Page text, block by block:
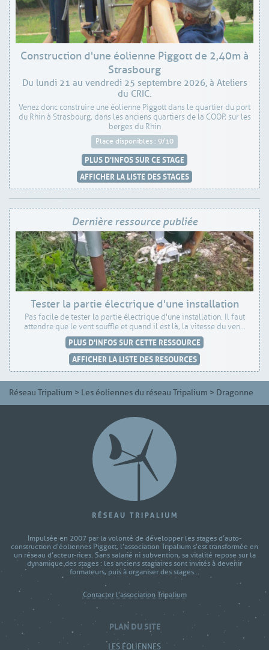
Construction d'une éolienne Piggott de 2,40m à
Strasbourg
Du lundi 21 au vendredi 25 septembre 2026, à Ateliers
du CRIC.
Venez donc construire une éolienne Piggott dans le quartier du port
du Rhin à Strasbourg, dans les anciens quartiers de la COOP, sur les
berges du Rhin
Place disponibles : 9/10
PLUS D'INFOS SUR CE STAGE
AFFICHER LA LISTE DES STAGES
Dernière ressource publiée
Tester la partie électrique d'une installation
Pas facile de tester la partie électrique d'une installation. Il faut
attendre que le vent souffle et quand il est là, la vitesse du ven...
PLUS D'INFOS SUR CETTE RESSOURCE
AFFICHER LA LISTE DES RESOURCES
Réseau Tripalium > Les éoliennes du réseau Tripalium > Dragonne
Impulsée en 2007 par la volonté de développer les stages d’auto-
construction d'éoliennes Piggott, l’association Tripalium s’est transformée en
un réseau d’acteur-rices. Sans salarié ni subvention, sa vitalité repose sur la
dynamique des stages : les anciens stagiaires sont invités à devenir
formateurs, puis à organiser des stages...
Contacter l'association Tripalium
PLAN DU SITE
LES ÉOLIENNES